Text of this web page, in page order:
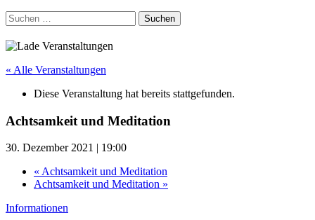
Suchen
nach:
« Alle Veranstaltungen
Diese Veranstaltung hat bereits stattgefunden.
Achtsamkeit und Meditation
30. Dezember 2021 | 19:00
« Achtsamkeit und Meditation
Achtsamkeit und Meditation »
Informationen